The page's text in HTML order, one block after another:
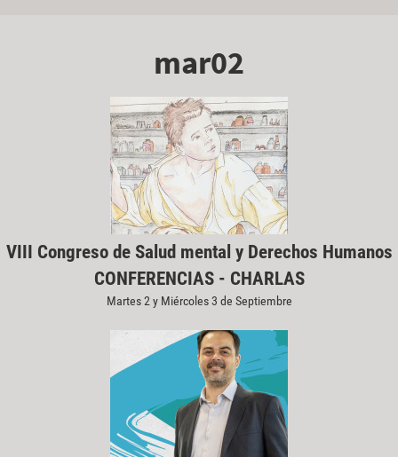
mar02
VIII Congreso de Salud mental y Derechos Humanos
CONFERENCIAS - CHARLAS
Martes 2 y Miércoles 3 de Septiembre